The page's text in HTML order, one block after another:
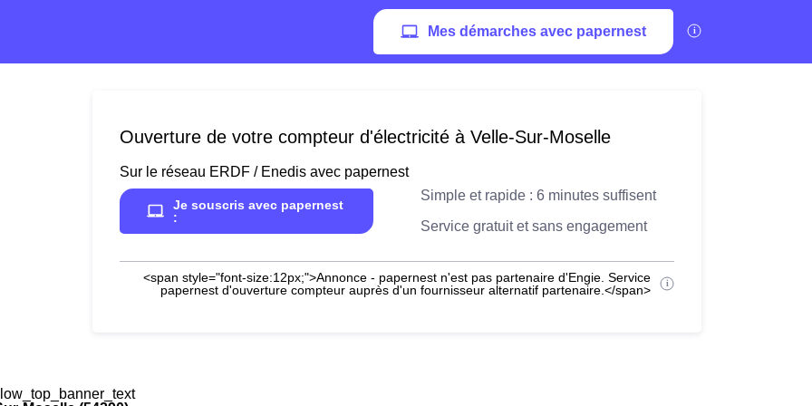
Mes démarches avec papernest
Ouverture de votre compteur d'électricité à Velle-Sur-Moselle
Sur le réseau ERDF / Enedis avec papernest
Je souscris avec papernest
:
Simple et rapide : 6 minutes suffisent
Service gratuit et sans engagement
<span style="font-size:12px;">Annonce - papernest n'est pas partenaire d'Engie. Service
papernest d'ouverture compteur auprès d'un fournisseur alternatif partenaire.</span>